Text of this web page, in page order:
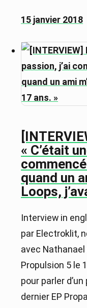
15 janvier 2018
« C’était
quand un
Loops,
Interview in
par Electroklit,
avec
Propulsion 5 le
pour parler
dernier EP